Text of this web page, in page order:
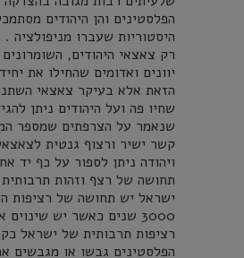
הפלסטינים והן היהודים
היסטוריות שעברו מניפולציה .
רק צאצאי היהודים,
יוונים ואדומים שהחילו את
הזאת אלא בעיקר צאצאי
שחיו פה ועל היהודים ניתן
שנאמר על הצרפתים שמספר
קשר ישיר ורצוף גנטית
ויהודה ניתן לספור על כף יד
תחושה של רצף וזהות תרבותית
ישראל יש תחושה של רציפות
3000 שנים כאשר יש